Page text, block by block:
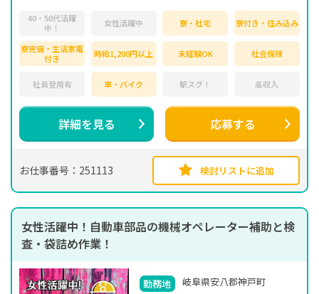
40・50代活躍
中！
女性活躍中 寮・社宅 寮付き・住み込み
寮完備・生活家電
付き
時給1,200円以上 未経験OK 社会保険
社員登用有 車・バイク 駅スグ！ 高収入
詳細を見る 応募する
お仕事番号：251113 検討リストに追加
女性活躍中！自動車部品の機械オペレーター補助と検
査・袋詰め作業！
勤務地 岐阜県安八郡神戸町